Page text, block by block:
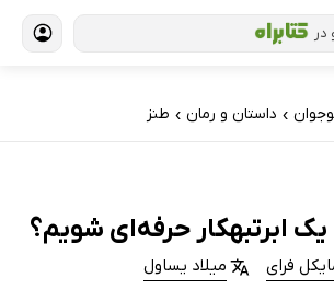
› داستان و رمان › طنز
ابرتبهکار حرفه‌ای شویم؟
فرای میلاد یساول